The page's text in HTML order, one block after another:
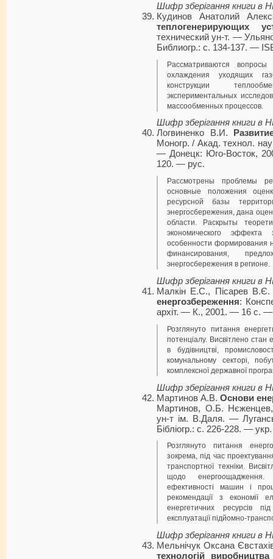
Шифр зберігання книги в
Кудинов Анатолий
теплогенерирующих
технический ун-т. —
Библиогр.: с. 134-137. —
Рассматриваются
охлаждения уходящих
конструкции
экспериментальных
массообменных процессов.
Шифр зберігання книги в
Логвиненко В.И.
Моногр. / Акад. технол.
— Донецк: Юго-Восток,
120. — рус.
Рассмотрены проблемы
основные положения
ресурсной базы
энергосбережения, дана
области. Раскрыты
экономического эффекта
особенности формирования
финансирования,
энергосбережения в регионе.
Шифр зберігання книги в
Малкін Е.С., Пісарев
енергозбереження:
архіт. — К., 2001. — 16 с. —
Розглянуто питання
потенціалу. Висвітлено
в будівництві,
комунальному секторі,
комплексної державної
Шифр зберігання книги в
Мартинов А.В. Основи
Мартинов, О.Б.
ун-т ім. В.Даля. —
Бібліогр.: с. 226-228. — укp.
Розглянуто питання
зокрема, під час
транспортної техніки.
щодо енергоощадження.
ефективності машин і
рекомендації з економії
енергетичних ресурсів
експлуатації підйомно-
Шифр зберігання книги в
Мельнічук Оксана
технологій